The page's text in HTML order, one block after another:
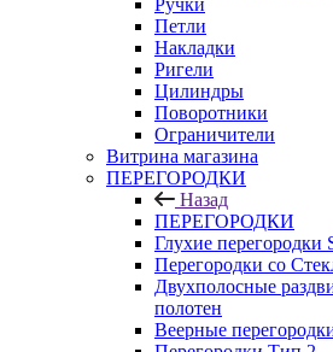
Ручки
Петли
Накладки
Ригели
Цилиндры
Поворотники
Ограничители
Витрина магазина
ПЕРЕГОРОДКИ
Назад
ПЕРЕГОРОДКИ
Глухие перегородки
Перегородки со
Двухполосные
полотен
Веерные